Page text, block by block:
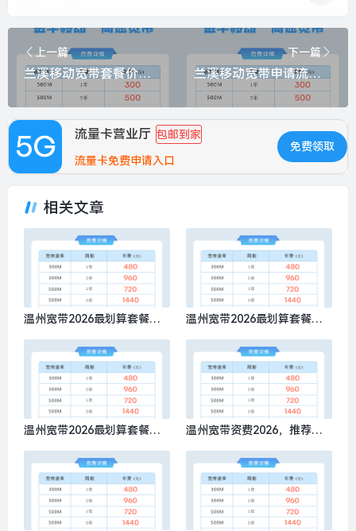
上一篇
兰溪移动宽带套餐价格表最新消息查询？最新活动1000M包1年仅需800元
下一篇
兰溪移动宽带申请流程及费用？推荐500M包1年300元
流量卡营业厅 包邮到家
流量卡免费申请入口
免费领取
相关文章
温州宽带2026最划算套餐是
年480元
温州宽带2026最划算套餐有
年480元
温州宽带2026最划算套餐多
年480元
温州宽带资费2026，推荐办